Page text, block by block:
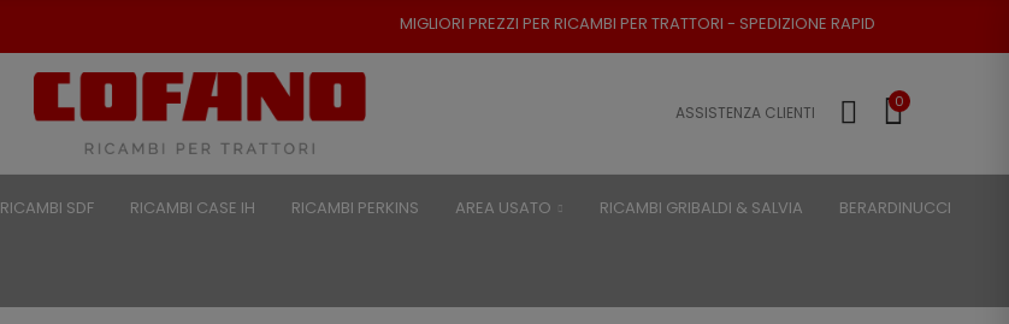
MIGLIORI PREZZI PER RICAMBI PER TRATTORI - SPEDIZIONE RAPIDA - RESO POSSIBILE
ASSISTENZA CLIENTI
0
RICAMBI SDF RICAMBI CASE IH RICAMBI PERKINS AREA USATO RICAMBI GRIBALDI & SALVIA BERARDINUCCI